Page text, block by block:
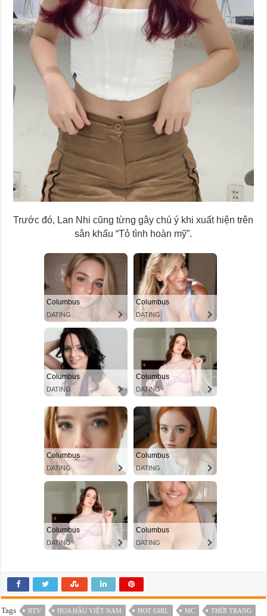
Trước đó, Lan Nhi cũng từng gây chú ý khi xuất hiện trên
sân khấu “Tỏ tình hoàn mỹ”.
Tags BTV HOA HẬU VIỆT NAM HOT GIRL MC THỜI TRANG